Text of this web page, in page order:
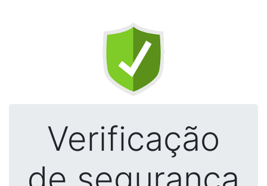
Verificação